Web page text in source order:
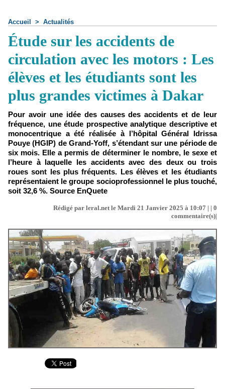
Accueil > Actualités
Étude sur les accidents de
circulation avec les motors : Les
élèves et les étudiants sont les
plus grandes victimes à Dakar
Pour avoir une idée des causes des accidents et de leur
fréquence, une étude prospective analytique descriptive et
monocentrique a été réalisée à l’hôpital Général Idrissa
Pouye (HGIP) de Grand-Yoff, s’étendant sur une période de
six mois. Elle a permis de déterminer le nombre, le sexe et
l’heure à laquelle les accidents avec des deux ou trois
roues sont les plus fréquents. Les élèves et les étudiants
représentaient le groupe socioprofessionnel le plus touché,
soit 32,6 %. Source EnQuete
Rédigé par leral.net le Mardi 21 Janvier 2025 à 10:07 | | 0
commentaire(s)|